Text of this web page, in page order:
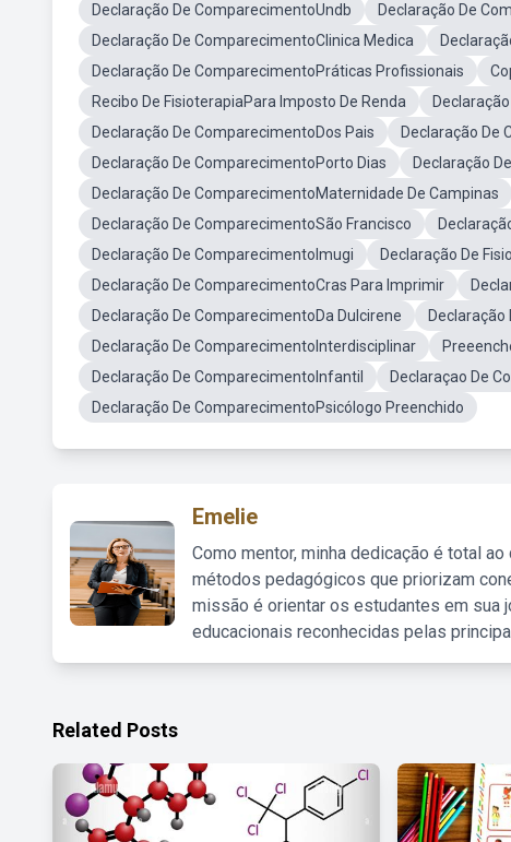
Declaração De ComparecimentoUndb
Declaração De
Declaração De ComparecimentoClinica Medica
Declaração De ComparecimentoPráticas Profissionais
Recibo De FisioterapiaPara Imposto De Renda
Declaração De ComparecimentoDos Pais
Declaração De
Declaração De ComparecimentoPorto Dias
Declaração
Declaração De ComparecimentoMaternidade De Campinas
Declaração De ComparecimentoSão Francisco
Declaração De ComparecimentoImugi
Declaração De
Declaração De ComparecimentoCras Para Imprimir
Declaração De ComparecimentoDa Dulcirene
Declaração De ComparecimentoInterdisciplinar
Declaração De ComparecimentoInfantil
Declaraçao De
Declaração De ComparecimentoPsicólogo Preenchido
Emelie
Como mentor, minha dedicação é total
métodos pedagógicos que priorizam
missão é orientar os estudantes em sua
educacionais reconhecidas pelas
Related Posts